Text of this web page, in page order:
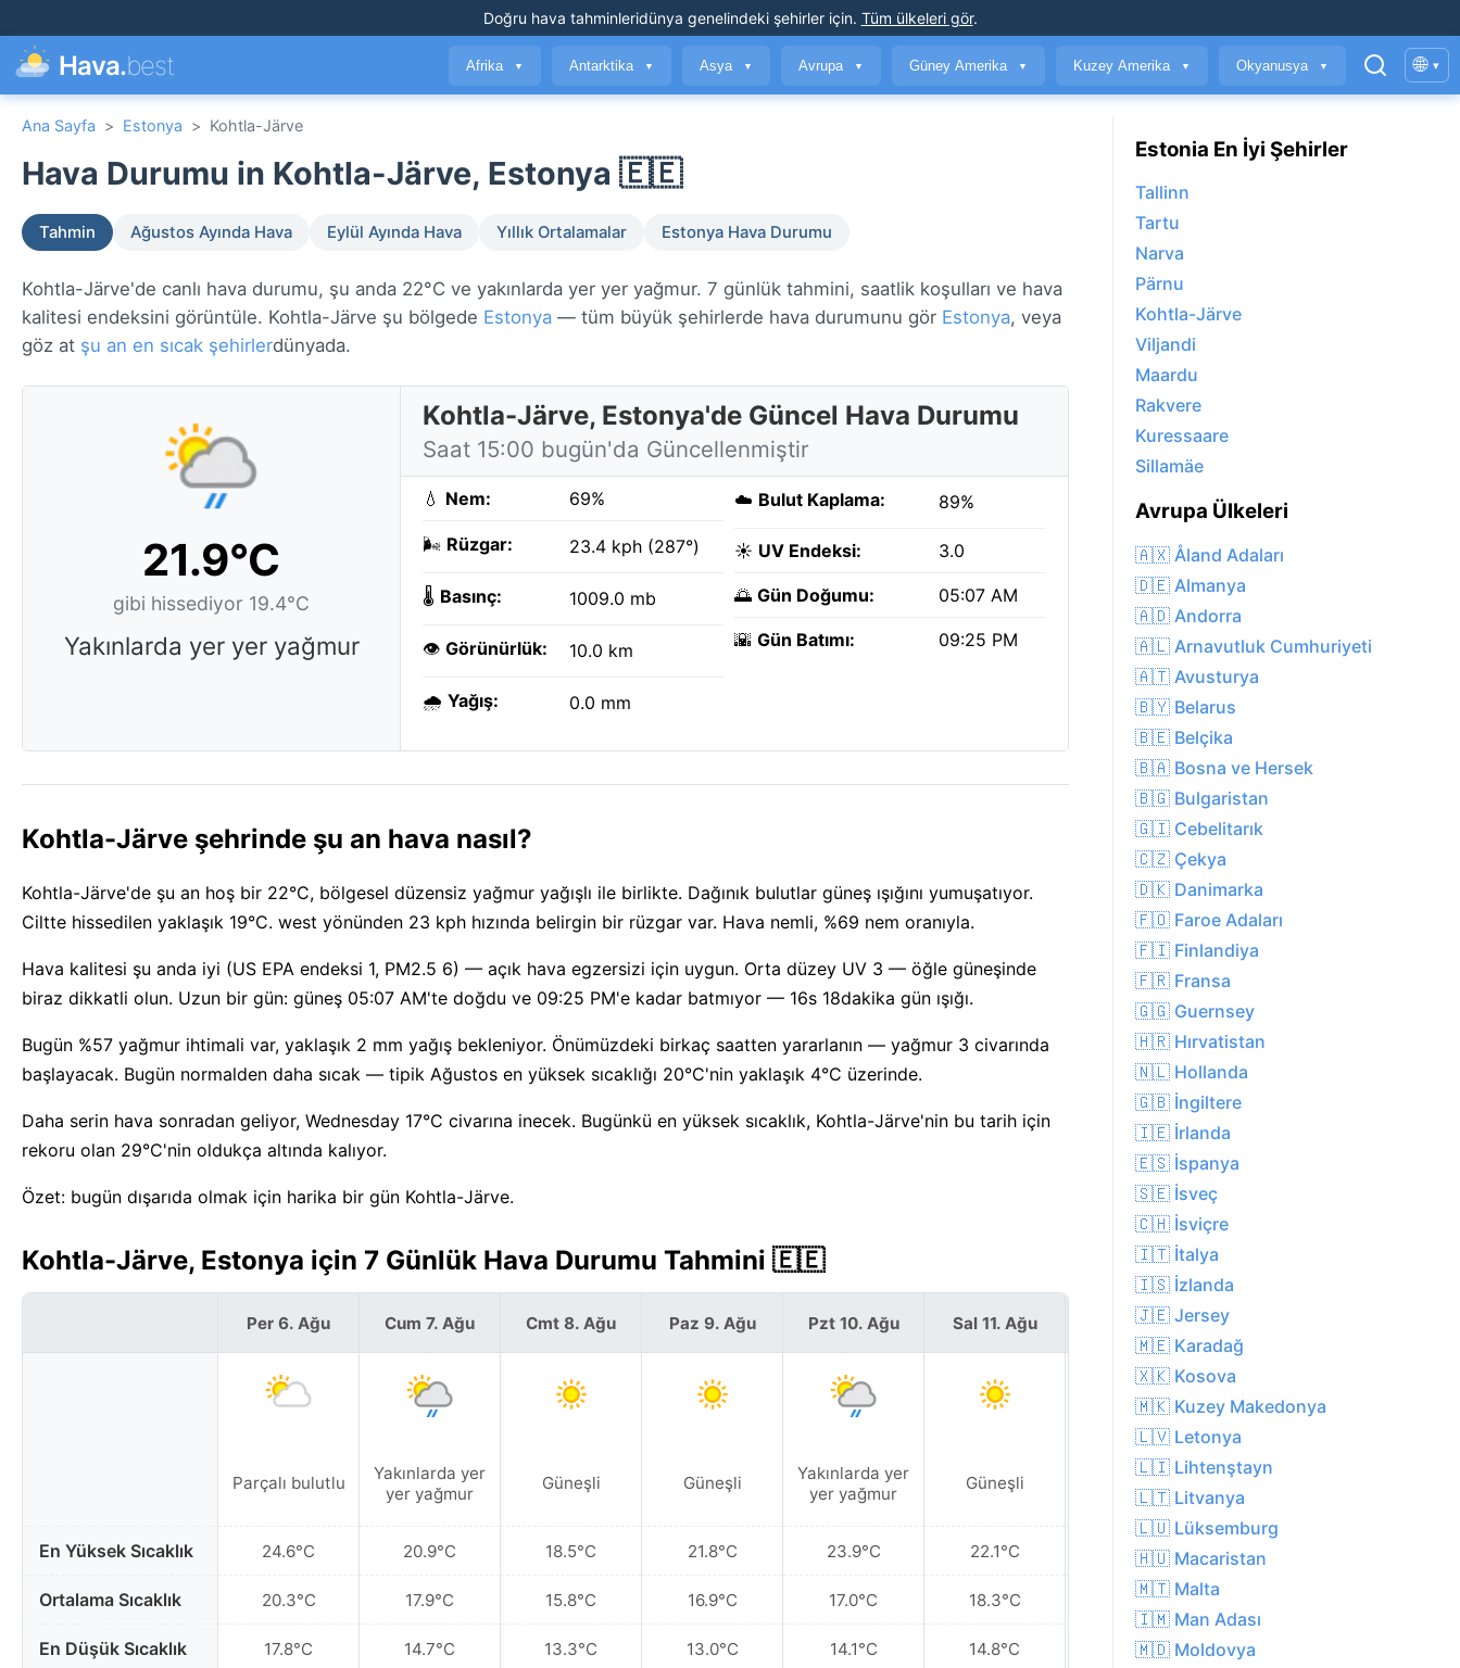
Doğru hava tahminleridünya genelindeki şehirler için. Tüm ülkeleri gör.
Hava.best Afrika ▼ Antarktika ▼ Asya ▼ Avrupa ▼ Güney Amerika ▼ Kuzey Amerika ▼ Okyanusya ▼ 🌐 ▾
Ana Sayfa > Estonya > Kohtla-Järve
Hava Durumu in Kohtla-Järve, Estonya 🇪🇪
Tahmin Ağustos Ayında Hava Eylül Ayında Hava Yıllık Ortalamalar Estonya Hava Durumu
Kohtla-Järve'de canlı hava durumu, şu anda 22°C ve yakınlarda yer yer yağmur. 7 günlük tahmini, saatlik koşulları ve hava
kalitesi endeksini görüntüle. Kohtla-Järve şu bölgede Estonya — tüm büyük şehirlerde hava durumunu gör Estonya, veya
göz at şu an en sıcak şehirlerdünyada.
21.9°C
gibi hissediyor 19.4°C
Yakınlarda yer yer yağmur
Kohtla-Järve, Estonya'de Güncel Hava Durumu
Saat 15:00 bugün'da Güncellenmiştir
💧 Nem: 69%
🌬️ Rüzgar: 23.4 kph (287°)
🌡️ Basınç: 1009.0 mb
👁️ Görünürlük: 10.0 km
🌧️ Yağış: 0.0 mm
☁️ Bulut Kaplama: 89%
☀️ UV Endeksi: 3.0
🌅 Gün Doğumu: 05:07 AM
🌇 Gün Batımı: 09:25 PM
Kohtla-Järve şehrinde şu an hava nasıl?
Kohtla-Järve'de şu an hoş bir 22°C, bölgesel düzensiz yağmur yağışlı ile birlikte. Dağınık bulutlar güneş ışığını yumuşatıyor.
Ciltte hissedilen yaklaşık 19°C. west yönünden 23 kph hızında belirgin bir rüzgar var. Hava nemli, %69 nem oranıyla.
Hava kalitesi şu anda iyi (US EPA endeksi 1, PM2.5 6) — açık hava egzersizi için uygun. Orta düzey UV 3 — öğle güneşinde
biraz dikkatli olun. Uzun bir gün: güneş 05:07 AM'te doğdu ve 09:25 PM'e kadar batmıyor — 16s 18dakika gün ışığı.
Bugün %57 yağmur ihtimali var, yaklaşık 2 mm yağış bekleniyor. Önümüzdeki birkaç saatten yararlanın — yağmur 3 civarında
başlayacak. Bugün normalden daha sıcak — tipik Ağustos en yüksek sıcaklığı 20°C'nin yaklaşık 4°C üzerinde.
Daha serin hava sonradan geliyor, Wednesday 17°C civarına inecek. Bugünkü en yüksek sıcaklık, Kohtla-Järve'nin bu tarih için
rekoru olan 29°C'nin oldukça altında kalıyor.
Özet: bugün dışarıda olmak için harika bir gün Kohtla-Järve.
Kohtla-Järve, Estonya için 7 Günlük Hava Durumu Tahmini 🇪🇪
En Yüksek Sıcaklık
Ortalama Sıcaklık
En Düşük Sıcaklık
Per 6. Ağu
Parçalı bulutlu
24.6°C
20.3°C
17.8°C
Cum 7. Ağu
Yakınlarda yer
yer yağmur
20.9°C
17.9°C
14.7°C
Cmt 8. Ağu
Güneşli
18.5°C
15.8°C
13.3°C
Paz 9. Ağu
Güneşli
21.8°C
16.9°C
13.0°C
Pzt 10. Ağu
Yakınlarda yer
yer yağmur
23.9°C
17.0°C
14.1°C
Sal 11. Ağu
Güneşli
22.1°C
18.3°C
14.8°C
Çar 12. Ağu
Yakınlarda yer
yer yağmur
17.4°C
14.9°C
12.8°C
Estonia En İyi Şehirler
Tallinn
Tartu
Narva
Pärnu
Kohtla-Järve
Viljandi
Maardu
Rakvere
Kuressaare
Sillamäe
Avrupa Ülkeleri
🇦🇽 Åland Adaları
🇩🇪 Almanya
🇦🇩 Andorra
🇦🇱 Arnavutluk Cumhuriyeti
🇦🇹 Avusturya
🇧🇾 Belarus
🇧🇪 Belçika
🇧🇦 Bosna ve Hersek
🇧🇬 Bulgaristan
🇬🇮 Cebelitarık
🇨🇿 Çekya
🇩🇰 Danimarka
🇫🇴 Faroe Adaları
🇫🇮 Finlandiya
🇫🇷 Fransa
🇬🇬 Guernsey
🇭🇷 Hırvatistan
🇳🇱 Hollanda
🇬🇧 İngiltere
🇮🇪 İrlanda
🇪🇸 İspanya
🇸🇪 İsveç
🇨🇭 İsviçre
🇮🇹 İtalya
🇮🇸 İzlanda
🇯🇪 Jersey
🇲🇪 Karadağ
🇽🇰 Kosova
🇲🇰 Kuzey Makedonya
🇱🇻 Letonya
🇱🇮 Lihtenştayn
🇱🇹 Litvanya
🇱🇺 Lüksemburg
🇭🇺 Macaristan
🇲🇹 Malta
🇮🇲 Man Adası
🇲🇩 Moldovya